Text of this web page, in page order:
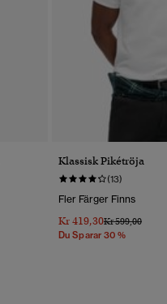
Klassisk Pikétröja
(13)
Fler Färger Finns
Kr 419,30Pris Reducerat
Kr 599,00Till
Du Sparar 30 %